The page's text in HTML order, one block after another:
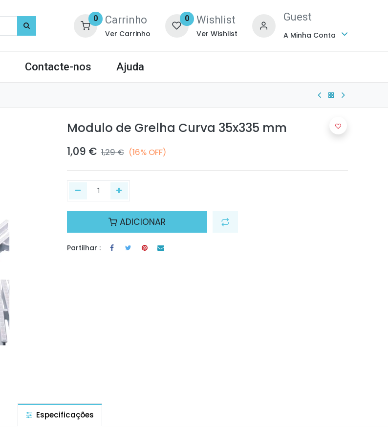
0 Carrinho
Ver Carrinho
0 Wishlist
Ver Wishlist
Guest
A Minha Conta
Contacte-nos Ajuda
Modulo de Grelha Curva 35x335 mm
1,09 € 1,29€ (16% OFF)
ADICIONAR
Partilhar :
Especificações